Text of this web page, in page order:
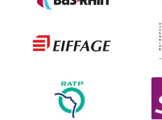
Les techniques de
Ville fleurie, village
Signalisation